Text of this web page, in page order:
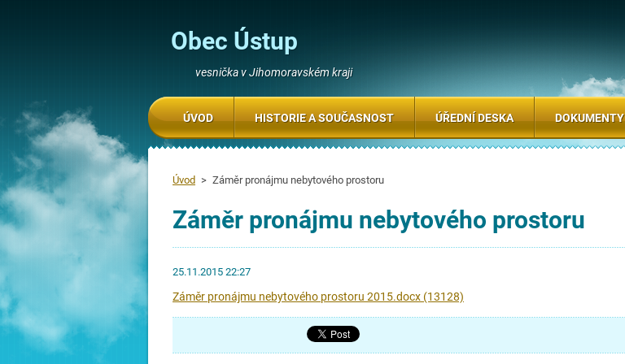
Obec Ústup
vesnička v Jihomoravském kraji
Úvod > Záměr pronájmu nebytového prostoru
Záměr pronájmu nebytového prostoru
25.11.2015 22:27
Záměr pronájmu nebytového prostoru 2015.docx (13128)
ÚVOD HISTORIE A SOUČASNOST ÚŘEDNÍ DESKA DOKUMENTY